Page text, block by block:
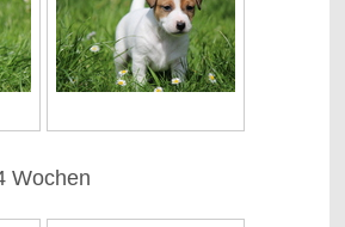
Wochen